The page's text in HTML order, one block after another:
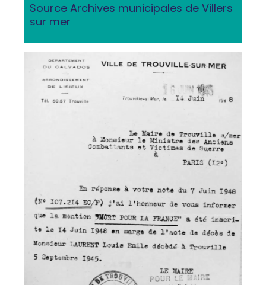
Source Archives municipales de Villers
sur mer